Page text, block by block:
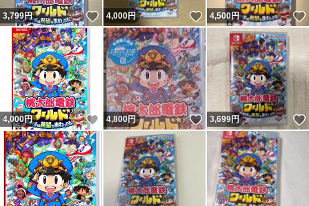
3,799円 いいね！
4,000円 いいね！
4,500円
4,000円 いいね！
4,800円 いいね！
3,699円